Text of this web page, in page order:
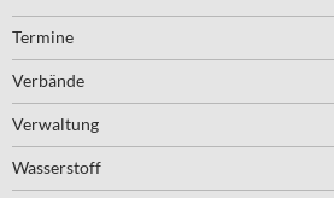
Termine
Verbände
Verwaltung
Wasserstoff